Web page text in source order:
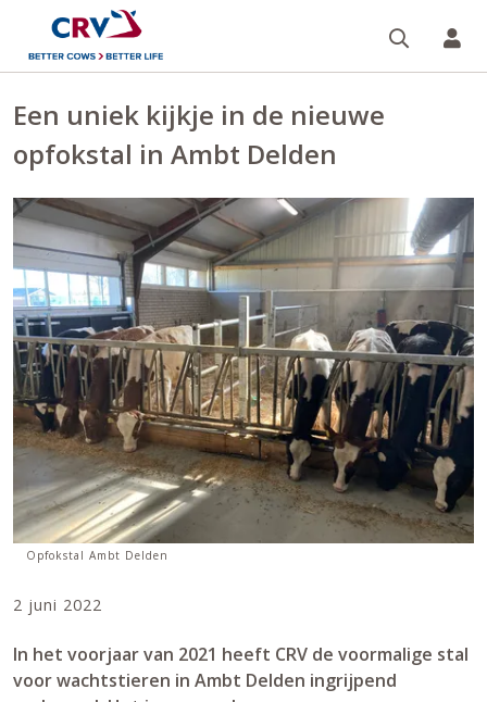
Een uniek kijkje in de nieuwe
opfokstal in Ambt Delden
Opfokstal Ambt Delden
2 juni 2022
In het voorjaar van 2021 heeft CRV de voormalige stal
voor wachtstieren in Ambt Delden ingrijpend